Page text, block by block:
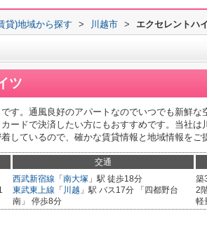
貸)地域から探す > 川越市 > エクセレントハ
ツ
す。通風良好のアパートなのでいつでも新鮮
ードで決済したい方にもおすすめです。当社
しているので、確かな賃貸情報と地域情報をご
交通
西武新宿線 「 南大塚 」駅 徒歩18分
東武東上線 「 川越 」駅 バス17分 「四都野台
南」 停歩8分
築
2
軽